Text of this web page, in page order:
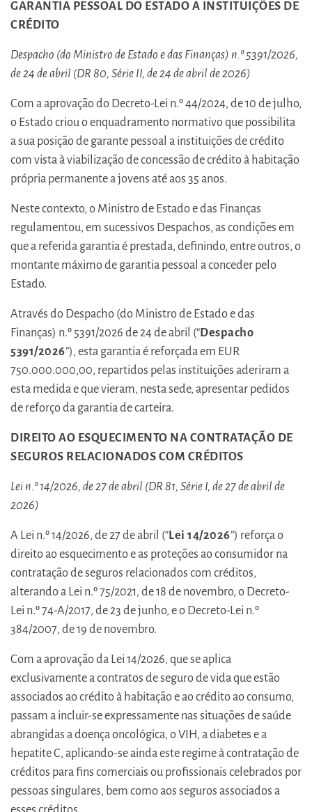
GARANTIA PESSOAL DO ESTADO A INSTITUIÇÕES DE
CRÉDITO
Despacho (do Ministro de Estado e das Finanças) n.º 5391/2026,
de 24 de abril (DR 80, Série II, de 24 de abril de 2026)
Com a aprovação do Decreto-Lei n.º 44/2024, de 10 de julho,
o Estado criou o enquadramento normativo que possibilita
a sua posição de garante pessoal a instituições de crédito
com vista à viabilização de concessão de crédito à habitação
própria permanente a jovens até aos 35 anos.
Neste contexto, o Ministro de Estado e das Finanças
regulamentou, em sucessivos Despachos, as condições em
que a referida garantia é prestada, definindo, entre outros, o
montante máximo de garantia pessoal a conceder pelo
Estado.
Através do Despacho (do Ministro de Estado e das
Finanças) n.º 5391/2026 de 24 de abril (“Despacho
5391/2026”), esta garantia é reforçada em EUR
750.000.000,00, repartidos pelas instituições aderiram a
esta medida e que vieram, nesta sede, apresentar pedidos
de reforço da garantia de carteira.
DIREITO AO ESQUECIMENTO NA CONTRATAÇÃO DE
SEGUROS RELACIONADOS COM CRÉDITOS
Lei n.º 14/2026, de 27 de abril (DR 81, Série I, de 27 de abril de
2026)
A Lei n.º 14/2026, de 27 de abril (“Lei 14/2026”) reforça o
direito ao esquecimento e as proteções ao consumidor na
contratação de seguros relacionados com créditos,
alterando a Lei n.º 75/2021, de 18 de novembro, o Decreto-
Lei n.º 74-A/2017, de 23 de junho, e o Decreto-Lei n.º
384/2007, de 19 de novembro.
Com a aprovação da Lei 14/2026, que se aplica
exclusivamente a contratos de seguro de vida que estão
associados ao crédito à habitação e ao crédito ao consumo,
passam a incluir-se expressamente nas situações de saúde
abrangidas a doença oncológica, o VIH, a diabetes e a
hepatite C, aplicando-se ainda este regime à contratação de
créditos para fins comerciais ou profissionais celebrados por
pessoas singulares, bem como aos seguros associados a